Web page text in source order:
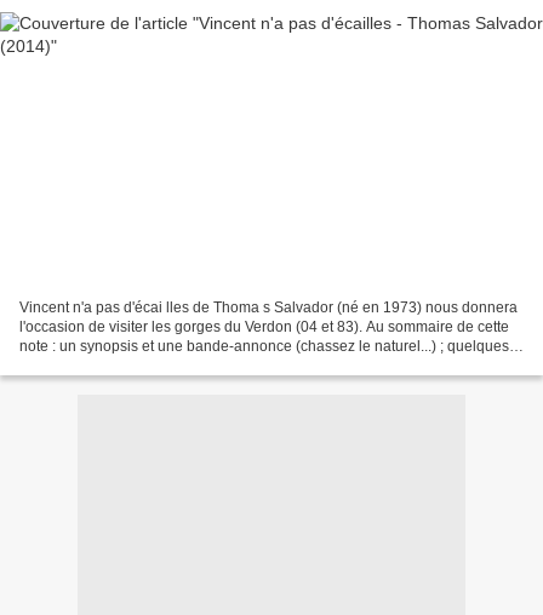
Vincent n'a pas d'écai lles de Thoma s Salvador (né en 1973) nous donnera
l'occasion de visiter les gorges du Verdon (04 et 83). Au sommaire de cette
note : un synopsis et une bande-annonce (chassez le naturel...) ; quelques